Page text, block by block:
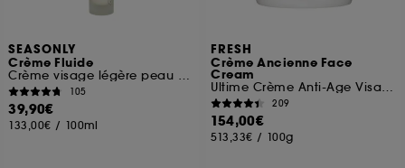
SEASONLY
Crème Fluide
Crème visage légère peau normale à mixte
105
39,90€
133,00€ / 100ml
FRESH
Crème Ancienne Face
Cream
Ultime Crème Anti-Age Visage Format Voyage
209
154,00€
513,33€ / 100g